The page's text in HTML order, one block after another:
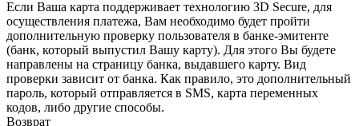
Если Ваша карта поддерживает технологию 3D Secure, для
осуществления платежа, Вам необходимо будет пройти
дополнительную проверку пользователя в банке-эмитенте
(банк, который выпустил Вашу карту). Для этого Вы будете
направлены на страницу банка, выдавшего карту. Вид
проверки зависит от банка. Как правило, это дополнительный
пароль, который отправляется в SMS, карта переменных
кодов, либо другие способы.
Возврат